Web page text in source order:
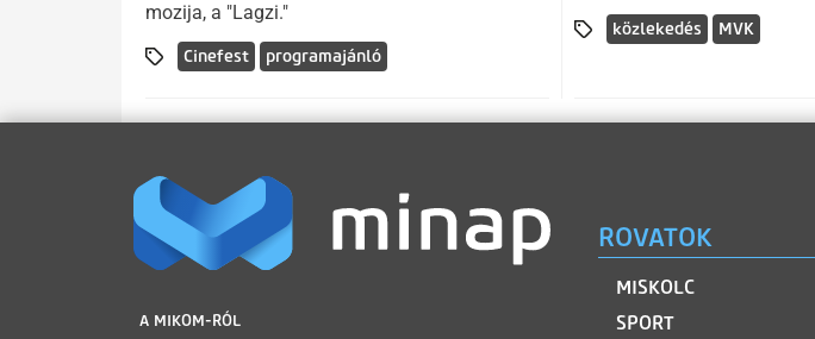
mozija, a "Lagzi."
Cinefest programajánló
közlekedés MVK
LÁBLÉC
A MIKOM-RÓL
ROVATOK
MISKOLC
SPORT